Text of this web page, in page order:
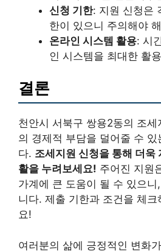
신청 기한: 지원 신청은
한이 있으니 주의해야
온라인 시스템 활용: 시
인 시스템을 최대한 활
결론
천안시 서북구 쌍용2동의 조
의 경제적 부담을 덜어줄 수 있
다. 조세지원 신청을 통해 더욱
활을 누려보세요! 주어진 지원
가계에 큰 도움이 될 수 있으
니다. 제출 기한과 조건을 체크
요!
여러분의 삶에 긍정적인 변화